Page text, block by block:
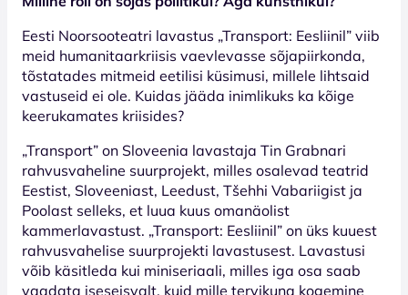
Eesti Noorsooteatri lavastus „Transport: Eesliinil” viib
meid humanitaarkriisis vaevlevasse sõjapiirkonda,
tõstatades mitmeid eetilisi küsimusi, millele lihtsaid
vastuseid ei ole. Kuidas jääda inimlikuks ka kõige
keerukamates kriisides?
„Transport” on Sloveenia lavastaja Tin Grabnari
rahvusvaheline suurprojekt, milles osalevad teatrid
Eestist, Sloveeniast, Leedust, Tšehhi Vabariigist ja
Poolast selleks, et luua kuus omanäolist
kammerlavastust. „Transport: Eesliinil” on üks kuuest
rahvusvahelise suurprojekti lavastusest. Lavastusi
võib käsitleda kui miniseriaali, milles iga osa saab
vaadata iseseisvalt, kuid mille tervikuna kogemine